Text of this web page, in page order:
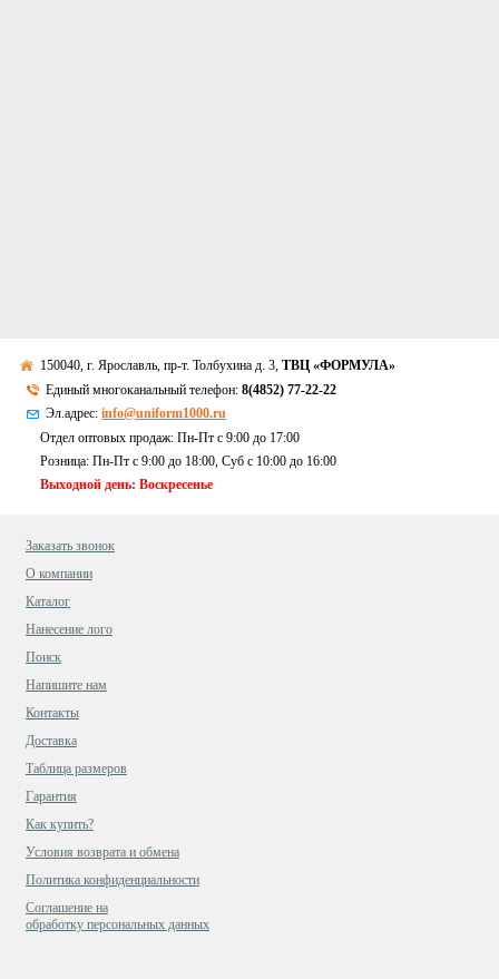
150040, г. Ярославль, пр-т. Толбухина д. 3,ТВЦ «ФОРМУЛА»
Единый многоканальный телефон:8(4852) 77-22-22
Эл.адрес:info@uniform1000.ru
Отдел оптовых продаж: Пн-Пт с 9:00 до 17:00
Розница: Пн-Пт с 9:00 до 18:00, Суб c 10:00 до 16:00
Выходной день: Воскресенье
Заказать звонок
О компании
Каталог
Нанесение лого
Поиск
Напишите нам
Контакты
Доставка
Таблица размеров
Гарантия
Как купить?
Условия возврата и обмена
Политика конфиденциальности
Cоглашение на
обработку персональных данных